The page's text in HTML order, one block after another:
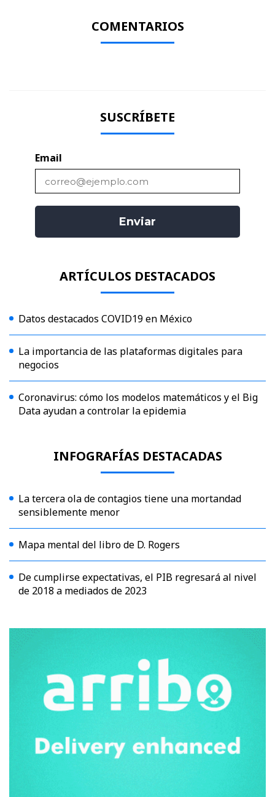
COMENTARIOS
SUSCRÍBETE
Email
ARTÍCULOS DESTACADOS
Datos destacados COVID19 en México
La importancia de las plataformas digitales para
negocios
Coronavirus: cómo los modelos matemáticos y el Big
Data ayudan a controlar la epidemia
INFOGRAFÍAS DESTACADAS
La tercera ola de contagios tiene una mortandad
sensiblemente menor
Mapa mental del libro de D. Rogers
De cumplirse expectativas, el PIB regresará al nivel
de 2018 a mediados de 2023